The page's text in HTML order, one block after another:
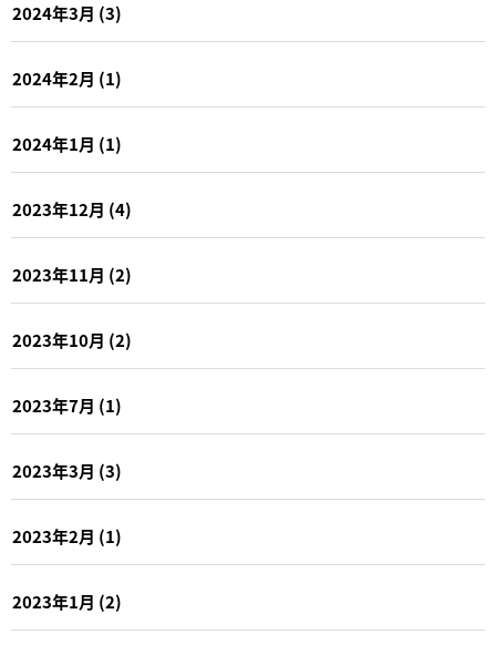
2024年3月 (3)
2024年2月 (1)
2024年1月 (1)
2023年12月 (4)
2023年11月 (2)
2023年10月 (2)
2023年7月 (1)
2023年3月 (3)
2023年2月 (1)
2023年1月 (2)